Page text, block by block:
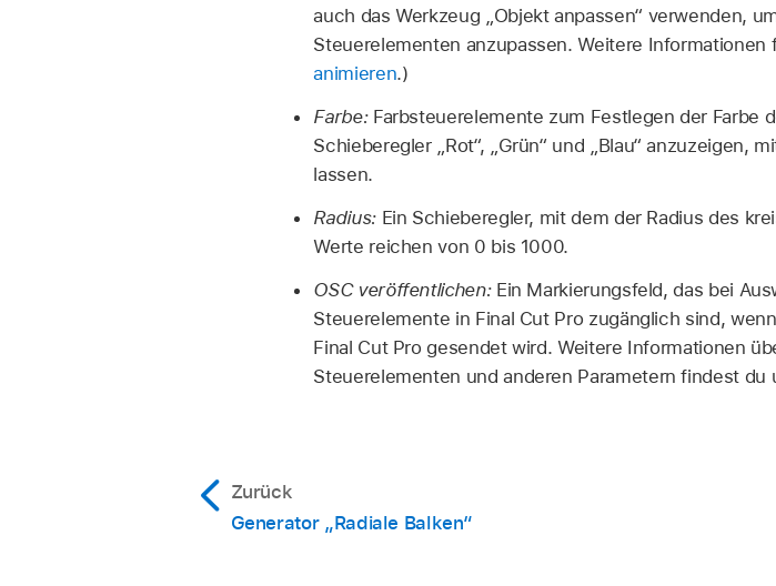
auch das Werkzeug „Objekt anpassen“ verwenden,
Steuerelementen anzupassen. Weitere Informationen
animieren.)
Farbe:Farbsteuerelemente zum Festlegen der Farbe
Schieberegler „Rot“, „Grün“ und „Blau“ anzuzeigen,
lassen.
Radius:Ein Schieberegler, mit dem der Radius des
Werte reichen von 0 bis 1000.
OSC veröffentlichen:Ein Markierungsfeld, das bei
Steuerelemente in Final Cut Pro zugänglich sind,
Final Cut Pro gesendet wird. Weitere Informationen
Steuerelementen und anderen Parametern findest du
Zurück
Generator „Radiale Balken“